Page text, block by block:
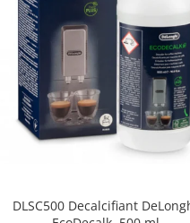
DLSC500 Decalcifiant